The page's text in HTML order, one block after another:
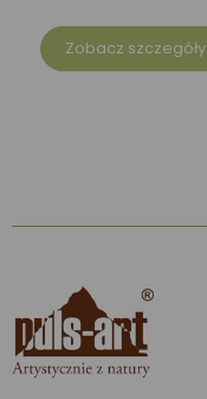
Zobacz szczegóły